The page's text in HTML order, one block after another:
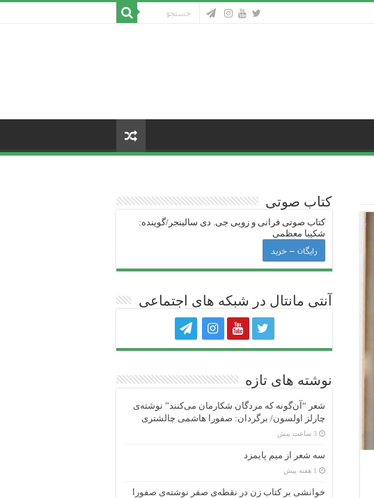
کتاب صوتی
کتاب صوتی فرانی و زویی جی‌. دی سالینجر/گوینده:
شکیبا معظمی
رایگان – خرید
آنتی ‌مانتال در شبکه های اجتماعی
نوشته های تازه
شعر “آن‌گونه که مردگان شکارمان می‌کنند” نوشته‌ی
چارلز اولسون/ برگردان: صفورا هاشمی چالشتری
3 ساعت پیش
سه شعر از میم پایمزد
1 هفته پیش
خوانشی بر کتاب زن در نقطه‌ی صفر نوشته‌ی صفورا